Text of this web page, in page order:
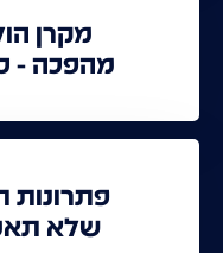
מקרן
מהפכה -
פתרונות
שלא